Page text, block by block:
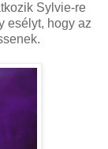
Sylvie-re
esélyt, hogy az